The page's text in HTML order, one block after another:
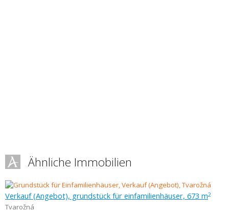
Ähnliche Immobilien
Verkauf (Angebot), grundstück für einfamilienhäuser, 673 m2
Tvarožná